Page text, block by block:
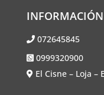
INFORMACIÓN
072645845
0999320900
El Cisne – Loja –